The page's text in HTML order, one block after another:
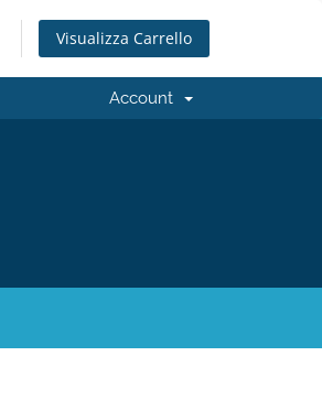
Visualizza Carrello
Account